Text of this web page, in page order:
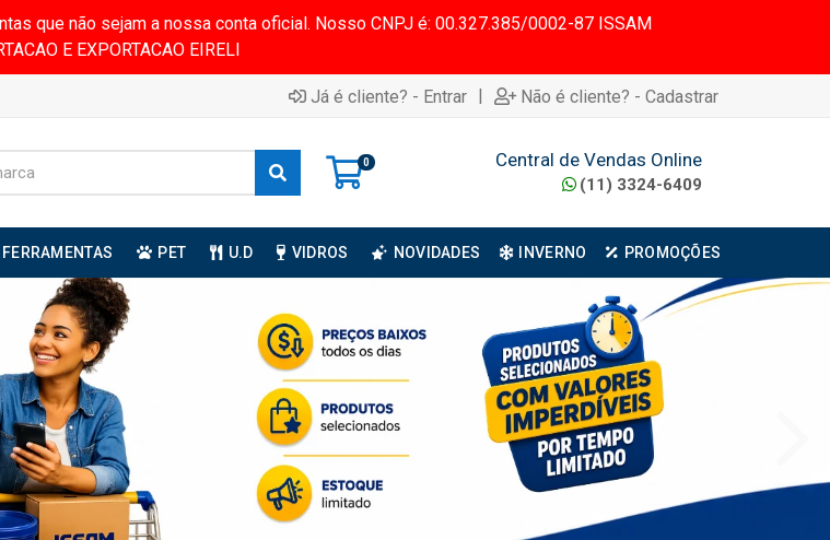
que não sejam a nossa conta oficial. Nosso CNPJ é: 00.327.385/0002-87 ISSAM
E EXPORTACAO EIRELI
Já é cliente? - Entrar | Não é cliente? - Cadastrar
0 Central de Vendas Online
(11) 3324-6409
FERRAMENTAS PET U.D VIDROS NOVIDADES INVERNO PROMOÇÕES